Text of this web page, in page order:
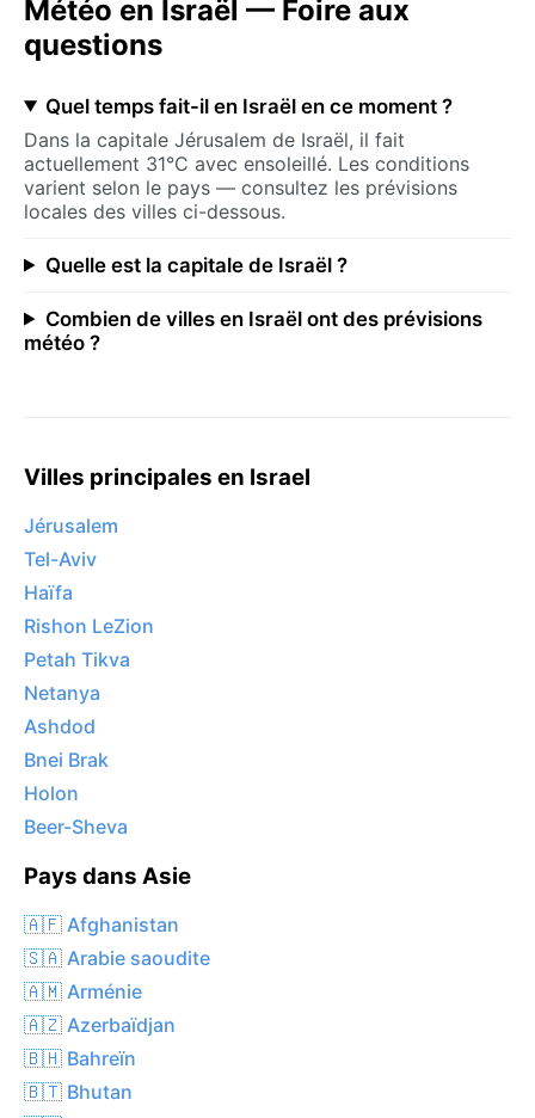
Météo en Israël — Foire aux
questions
Quel temps fait-il en Israël en ce moment ?
Dans la capitale Jérusalem de Israël, il fait
actuellement 31°C avec ensoleillé. Les conditions
varient selon le pays — consultez les prévisions
locales des villes ci-dessous.
Quelle est la capitale de Israël ?
Combien de villes en Israël ont des prévisions
météo ?
Villes principales en Israel
Jérusalem
Tel-Aviv
Haïfa
Rishon LeZion
Petah Tikva
Netanya
Ashdod
Bnei Brak
Holon
Beer-Sheva
Pays dans Asie
🇦🇫 Afghanistan
🇸🇦 Arabie saoudite
🇦🇲 Arménie
🇦🇿 Azerbaïdjan
🇧🇭 Bahreïn
🇧🇹 Bhutan